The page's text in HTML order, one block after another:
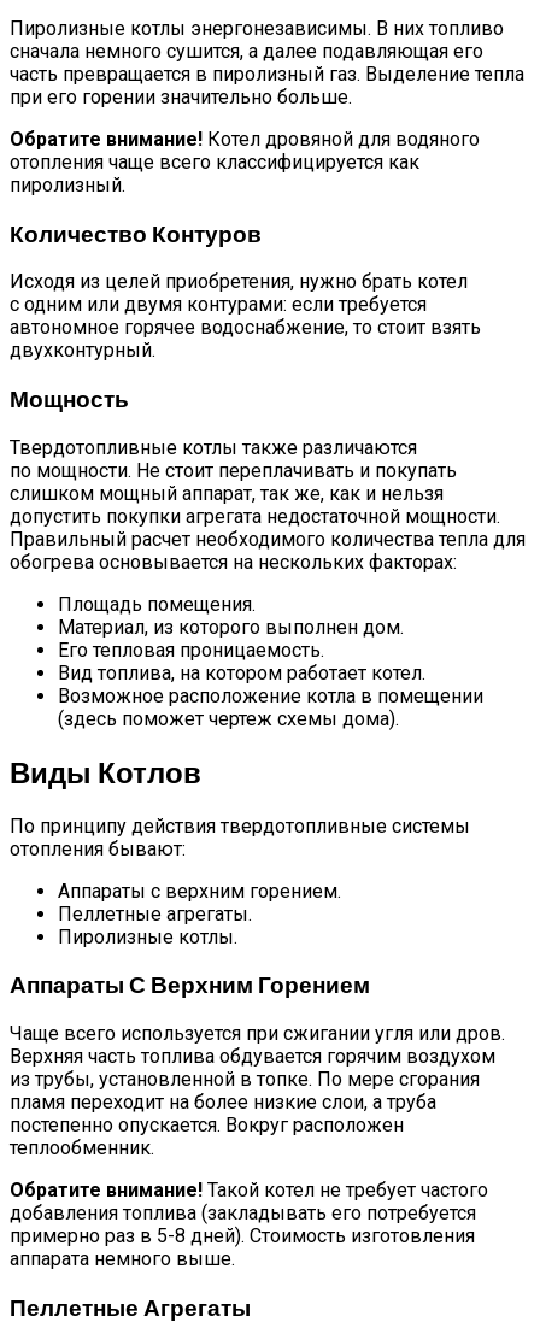
Пиролизные котлы энергонезависимы. В них топливо
сначала немного сушится, а далее подавляющая его
часть превращается в пиролизный газ. Выделение тепла
при его горении значительно больше.
Обратите внимание! Котел дровяной для водяного
отопления чаще всего классифицируется как
пиролизный.
Количество Контуров
Исходя из целей приобретения, нужно брать котел
с одним или двумя контурами: если требуется
автономное горячее водоснабжение, то стоит взять
двухконтурный.
Мощность
Твердотопливные котлы также различаются
по мощности. Не стоит переплачивать и покупать
слишком мощный аппарат, так же, как и нельзя
допустить покупки агрегата недостаточной мощности.
Правильный расчет необходимого количества тепла для
обогрева основывается на нескольких факторах:
Площадь помещения.
Материал, из которого выполнен дом.
Его тепловая проницаемость.
Вид топлива, на котором работает котел.
Возможное расположение котла в помещении
(здесь поможет чертеж схемы дома).
Виды Котлов
По принципу действия твердотопливные системы
отопления бывают:
Аппараты с верхним горением.
Пеллетные агрегаты.
Пиролизные котлы.
Аппараты С Верхним Горением
Чаще всего используется при сжигании угля или дров.
Верхняя часть топлива обдувается горячим воздухом
из трубы, установленной в топке. По мере сгорания
пламя переходит на более низкие слои, а труба
постепенно опускается. Вокруг расположен
теплообменник.
Обратите внимание! Такой котел не требует частого
добавления топлива (закладывать его потребуется
примерно раз в 5-8 дней). Стоимость изготовления
аппарата немного выше.
Пеллетные Агрегаты